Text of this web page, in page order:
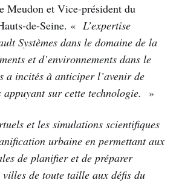
Meudon et Vice-président du
de-Seine. « L’expertise
Systèmes dans le domaine de la
et d’environnements dans le
a incités à anticiper l’avenir de
sur cette technologie.
»
et les simulations scientifiques
urbaine en permettant aux
de planifier et de préparer
villes de toute taille aux défis du